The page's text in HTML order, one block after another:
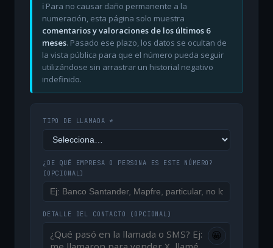
ℹ️ Para no causar daño permanente a la
numeración, esta página solo muestra
comentarios y valoraciones de los últimos 6
meses. Pasado ese plazo, los datos se ocultan de
la vista pública para que el número pueda seguir
utilizándose sin arrastrar un historial negativo
indefinido.
TIPO DE LLAMADA *
¿DE QUÉ EMPRESA O PERSONA ES ESTE NÚMERO?
(OPCIONAL)
DETALLE DEL CONTACTO (OPCIONAL)
😀